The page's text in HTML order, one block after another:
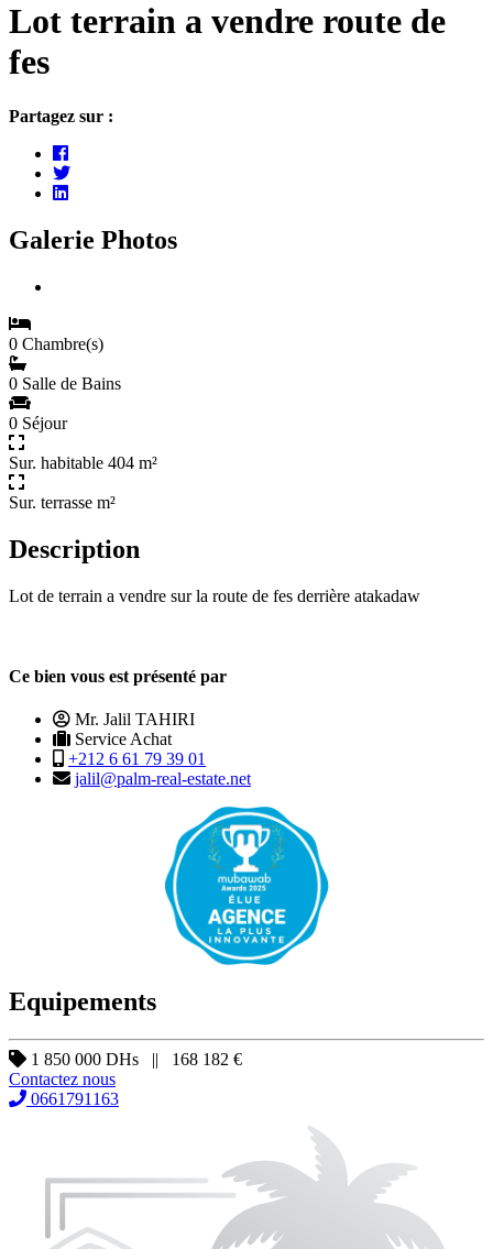
Lot terrain a vendre route de
fes
Partagez sur :
Galerie Photos
0 Chambre(s)
0 Salle de Bains
0 Séjour
Sur. habitable 404 m²
Sur. terrasse m²
Description
Lot de terrain a vendre sur la route de fes derrière atakadaw
Ce bien vous est présenté par
Mr. Jalil TAHIRI
Service Achat
+212 6 61 79 39 01
jalil@palm-real-estate.net
Equipements
1 850 000 DHs || 168 182 €
Contactez nous
0661791163